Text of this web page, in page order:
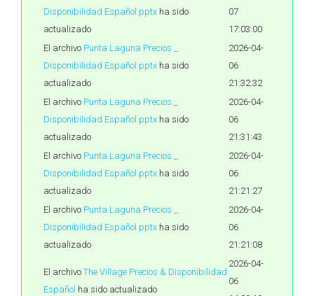
Disponibilidad Español.pptx ha sido
actualizado
07
17:03:00
El archivo Punta Laguna Precios _
Disponibilidad Español.pptx ha sido
actualizado
2026-04-
06
21:32:32
El archivo Punta Laguna Precios _
Disponibilidad Español.pptx ha sido
actualizado
2026-04-
06
21:31:43
El archivo Punta Laguna Precios _
Disponibilidad Español.pptx ha sido
actualizado
2026-04-
06
21:21:27
El archivo Punta Laguna Precios _
Disponibilidad Español.pptx ha sido
actualizado
2026-04-
06
21:21:08
El archivo The Village Precios & Disponibilidad
Español ha sido actualizado
2026-04-
06